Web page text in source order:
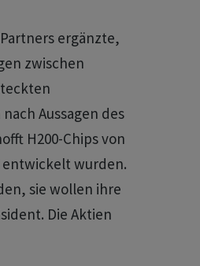
ergänzte,
zwischen
Aussagen des
H200-Chips von
entwickelt wurden.
sie wollen ihre
Die Aktien